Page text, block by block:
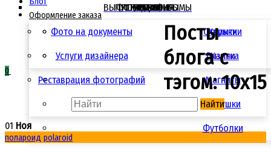
Оформление заказа
0
ФОТОСУВЕНИРЫ
Кружки
Камни
Магниты
Подушки
Футболки
ЦЕНЫ
АКЦИИ
ВЫПУСКНЫЕ АЛЬБОМЫ
ПОЛИГРАФИЯ
Открытки
Визитка
УСЛУГИ
Фото на документы
Услуги дизайнера
Реставрация фотографий
Найти
Посты
блога с
тэгом: 10х15
01 Ноя
полароид polaroid